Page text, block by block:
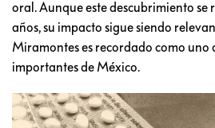
oral. Aunque este descubrimiento se
años, su impacto sigue siendo
Miramontes es recordado como uno
importantes de México.